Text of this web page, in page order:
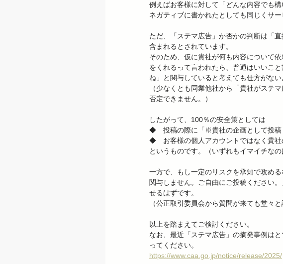
例えばお客様に対して「どんな内容でも
ネガティブに書かれたとしても同じくサ
ただ、「ステマ広告」か否かの判断は「
含まれるとされています。
そのため、仮に貴社が何も内容について
をくれるって言われたら、普通はいいこ
ね」と関与していると考えても仕方がな
（少なくとも同業他社から「貴社がステ
否定できません。）
したがって、100％の安全策としては
◆　投稿の際に「※貴社の企画として投稿
◆　お客様の個人アカウントではなく貴社
というものです。（いずれもイマイチな
一方で、もし一定のリスクを承知で攻め
関与しません。ご自由にご投稿ください
せるはずです。
（公正取引委員会から質問が来ても堂々と
以上を踏まえてご検討ください。
なお、最近「ステマ広告」の摘発事例は
ってください。
https://www.caa.go.jp/notice/release/2025/